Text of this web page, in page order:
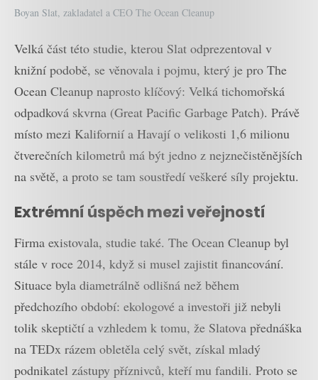
Boyan Slat, zakladatel a CEO The Ocean Cleanup
Velká část této studie, kterou Slat odprezentoval v
knižní podobě, se věnovala i pojmu, který je pro The
Ocean Cleanup naprosto klíčový: Velká tichomořská
odpadková skvrna (Great Pacific Garbage Patch). Právě
místo mezi Kalifornií a Havají o velikosti 1,6 milionu
čtverečních kilometrů má být jedno z nejznečistěnějších
na světě, a proto se tam soustředí veškeré síly projektu.
Extrémní úspěch mezi veřejností
Firma existovala, studie také. The Ocean Cleanup byl
stále v roce 2014, když si musel zajistit financování.
Situace byla diametrálně odlišná než během
předchozího období: ekologové a investoři již nebyli
tolik skeptičtí a vzhledem k tomu, že Slatova přednáška
na TEDx rázem obletěla celý svět, získal mladý
podnikatel zástupy příznivců, kteří mu fandili. Proto se